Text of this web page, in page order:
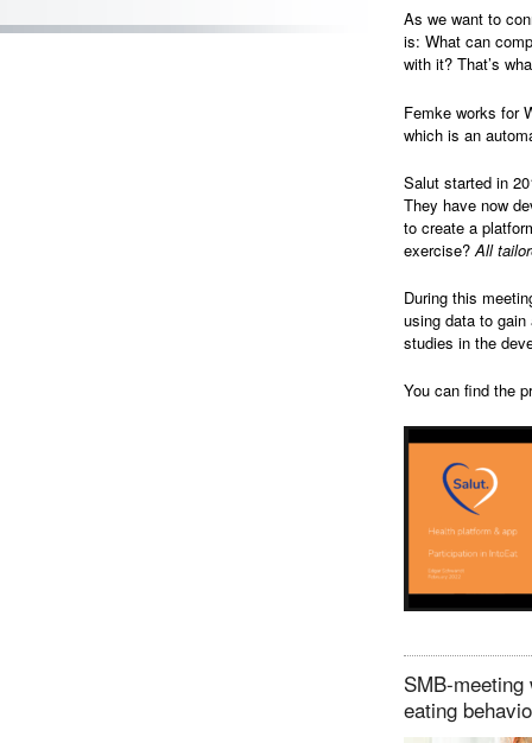
As we want to
is: What can
with it? That’s
Femke works for
which is an
Salut started in
They have now
to create a
exercise? All
During this
using data to
studies in the
You can find the
SMB-
eating